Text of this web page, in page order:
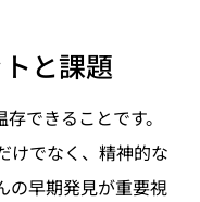
と課題
できることです。
けでなく、精神的な
の早期発見が重要視